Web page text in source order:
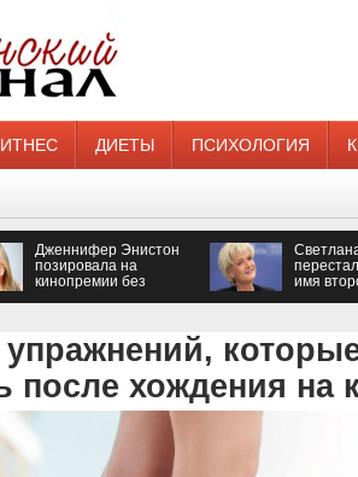
ДИЕТЫ ПСИХОЛОГИЯ
Дженнифер Энистон
позировала на
кинопремии без
имя
после хождения на